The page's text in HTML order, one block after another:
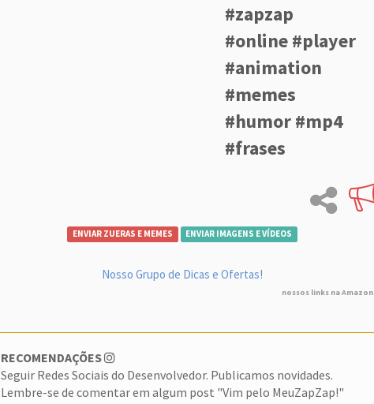
#zapzap
#online #player
#animation
#memes
#humor #mp4
#frases
ENVIAR ZUERAS E MEMES ENVIAR IMAGENS E VÍDEOS
Nosso Grupo de Dicas e Ofertas!
nossos links na Amazon
RECOMENDAÇÕES
Seguir Redes Sociais do Desenvolvedor. Publicamos novidades.
Lembre-se de comentar em algum post "Vim pelo MeuZapZap!"